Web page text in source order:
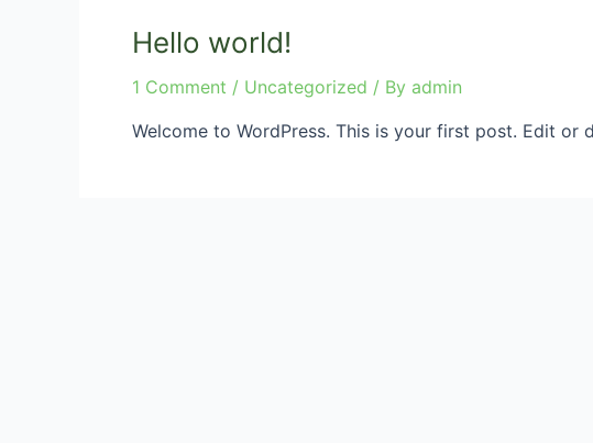
Hello world!
1 Comment / Uncategorized / By admin
Welcome to WordPress. This is your first post. Edit or